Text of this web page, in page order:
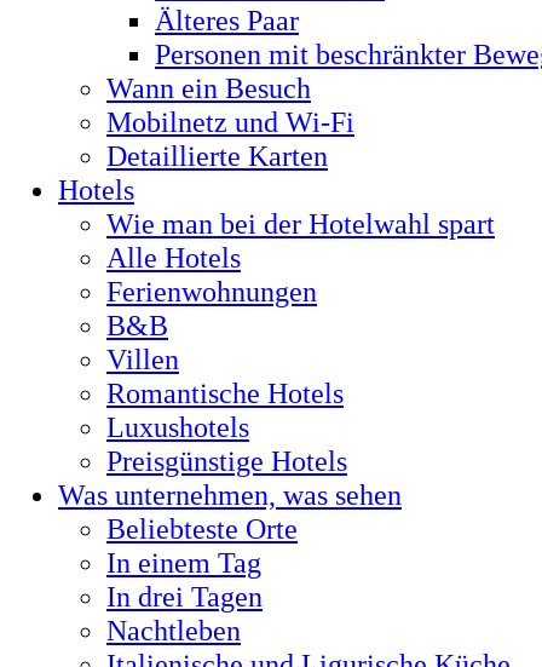
Älteres Paar
Personen mit beschränkter
Wann ein Besuch
Mobilnetz und Wi-Fi
Detaillierte Karten
Hotels
Wie man bei der Hotelwahl spart
Alle Hotels
Ferienwohnungen
B&B
Villen
Romantische Hotels
Luxushotels
Preisgünstige Hotels
Was unternehmen, was sehen
Beliebteste Orte
In einem Tag
In drei Tagen
Nachtleben